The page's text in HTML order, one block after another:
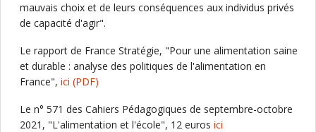
mauvais choix et de leurs conséquences aux individus privés
de capacité d'agir".
Le rapport de France Stratégie, "Pour une alimentation saine
et durable : analyse des politiques de l'alimentation en
France", ici (PDF)
Le n° 571 des Cahiers Pédagogiques de septembre-octobre
2021, "L'alimentation et l'école", 12 euros ici